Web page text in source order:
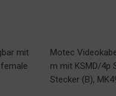
mit
Motec
m mit KSMD/4p
Stecker (B),